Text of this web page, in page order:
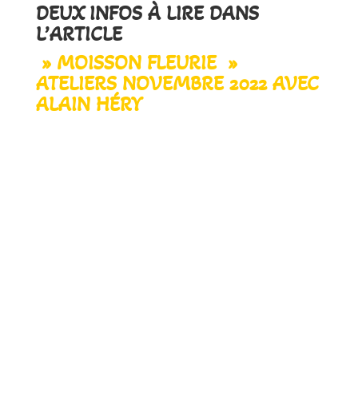
DEUX INFOS À LIRE DANS
L’ARTICLE
» MOISSON FLEURIE »
ATELIERS NOVEMBRE 2022 AVEC
ALAIN HÉRY